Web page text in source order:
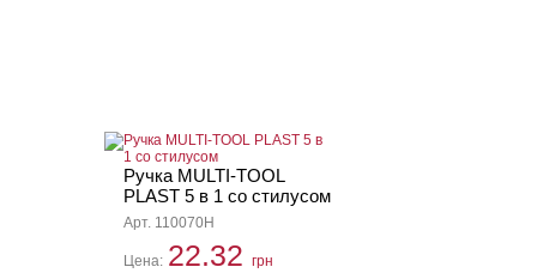
Ручка MULTI-TOOL
PLAST 5 в 1 со стилусом
Арт. 110070H
Цена: 22.32 грн